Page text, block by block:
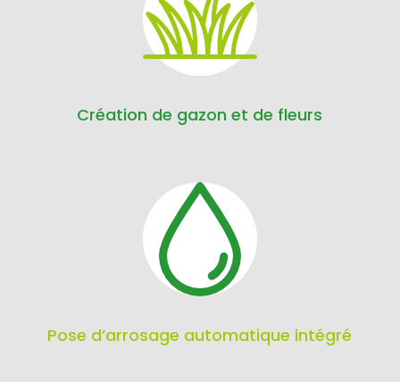
Création de gazon et de fleurs
Pose d’arrosage automatique intégré